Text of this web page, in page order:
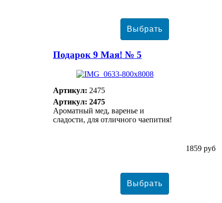
Подарок 9 Мая! № 5
Артикул: 2475
Артикул: 2475
Ароматный мед, варенье и
сладости, для отличного чаепития!
1859 руб